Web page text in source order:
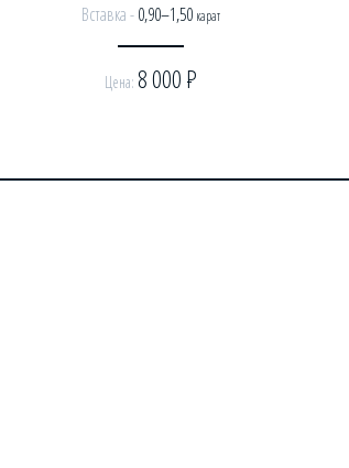
Вставка -0,90–1,50 карат
Цена: 8 000 Р